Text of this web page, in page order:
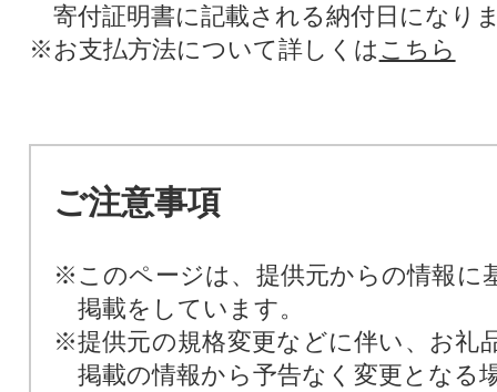
寄付証明書に記載される納付日になり
※お支払方法について詳しくは こちら
ご注意事項
※このページは、提供元からの情報に
掲載をしています。
※提供元の規格変更などに伴い、お礼
掲載の情報から予告なく変更となる